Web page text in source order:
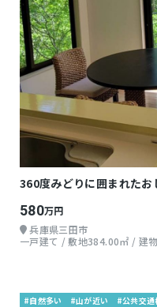
360度みどりに囲まれたお
580万円
兵庫県三田市
一戸建て / 敷地384.00㎡ / 建
#自然多い #山が近い #公共交通